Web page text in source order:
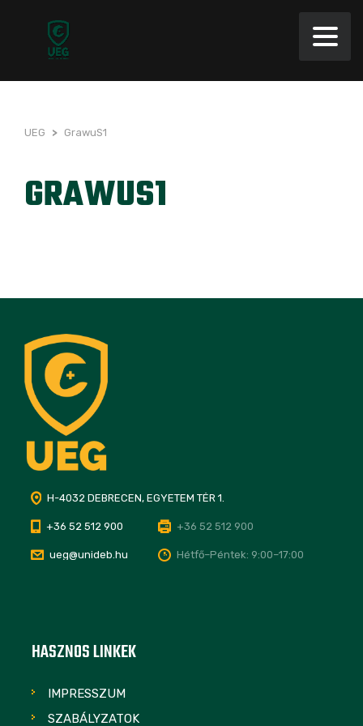
UEG > GrawuS1
GRAWUS1
H-4032 DEBRECEN, EGYETEM TÉR 1.
+36 52 512 900 +36 52 512 900
ueg@unideb.hu Hétfő–Péntek: 9:00–17:00
HASZNOS LINKEK
IMPRESSZUM
SZABÁLYZATOK